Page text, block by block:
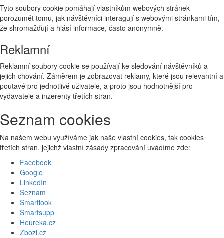
Tyto soubory cookie pomáhají vlastníkům webových stránek
porozumět tomu, jak návštěvníci interagují s webovými stránkami tím,
že shromažďují a hlásí informace, často anonymně.
Reklamní
Reklamní soubory cookie se používají ke sledování návštěvníků a
jejich chování. Záměrem je zobrazovat reklamy, které jsou relevantní a
poutavé pro jednotlivé uživatele, a proto jsou hodnotnější pro
vydavatele a inzerenty třetích stran.
Seznam cookies
Na našem webu využíváme jak naše vlastní cookies, tak cookies
třetích stran, jejichž vlastní zásady zpracování uvádíme zde:
Facebook
Google
LinkedIn
Seznam
Smartlook
Smartsupp
Heureka.cz
Zbozi.cz